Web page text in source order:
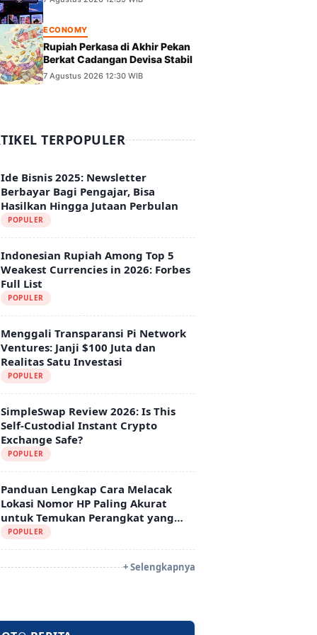
Krisis Global
ECONOMY
Rupiah Perkasa di Akhir Pekan
Berkat Cadangan Devisa Stabil
7 Agustus 2026 12:30 WIB
TERPOPULER
Ide Bisnis 2025: Newsletter
Berbayar Bagi Pengajar, Bisa
Hasilkan Hingga Jutaan Perbulan
POPULER
Indonesian Rupiah Among Top 5
Weakest Currencies in 2026: Forbes
Full List
POPULER
Menggali Transparansi Pi Network
Ventures: Janji $100 Juta dan
Realitas Satu Investasi
POPULER
SimpleSwap Review 2026: Is This
Self-Custodial Instant Crypto
Exchange Safe?
POPULER
Panduan Lengkap Cara Melacak
Lokasi Nomor HP Paling Akurat
untuk Temukan Perangkat yang
Hilang
POPULER
+ Selengkapnya